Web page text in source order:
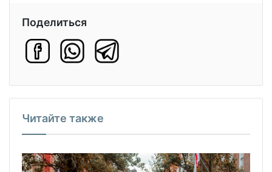
Поделиться
Читайте также